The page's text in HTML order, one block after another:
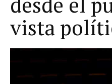
vista